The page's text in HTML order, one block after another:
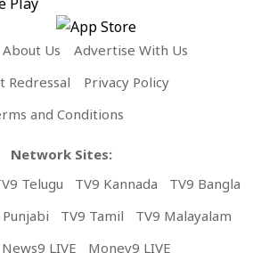
About Us
Advertise With Us
Redressal
Privacy Policy
and Conditions
Network Sites:
Telugu TV9 Kannada
TV9 Bangla
TV9 Tamil
TV9 Malayalam
News9 LIVE Money9 LIVE